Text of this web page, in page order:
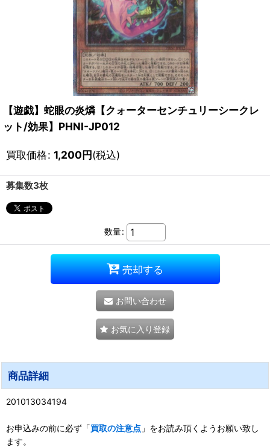
【遊戯】蛇眼の炎燐【クォーターセンチュリーシークレ
ット/効果】PHNI-JP012
買取価格: 1,200円(税込)
募集数3枚
数量:
売却する
お問い合わせ
お気に入り登録
商品詳細
201013034194
お申込みの前に必ず「買取の注意点 」をお読み頂くようお願い致し
ます。